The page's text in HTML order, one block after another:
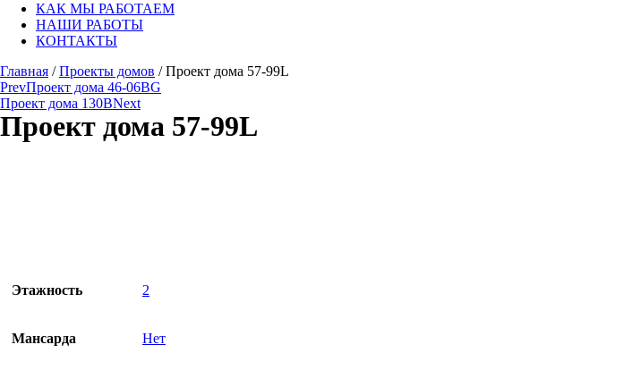
КАК МЫ РАБОТАЕМ
НАШИ РАБОТЫ
КОНТАКТЫ
Главная /Проекты домов / Проект дома 57-99L
PrevПроект дома 46-06BG
Проект дома 130BNext
Проект дома 57-99L
Этажность 2
Мансарда Нет